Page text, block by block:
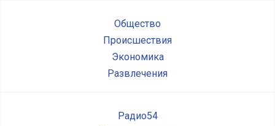
Общество
Происшествия
Экономика
Развлечения
Радио54